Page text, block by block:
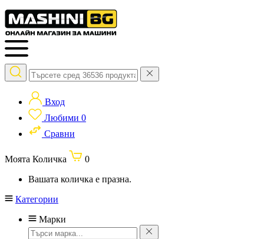
Вход
Любими 0
Сравни
Моята Количка
0
Вашата количка е празна.
Категории
Марки